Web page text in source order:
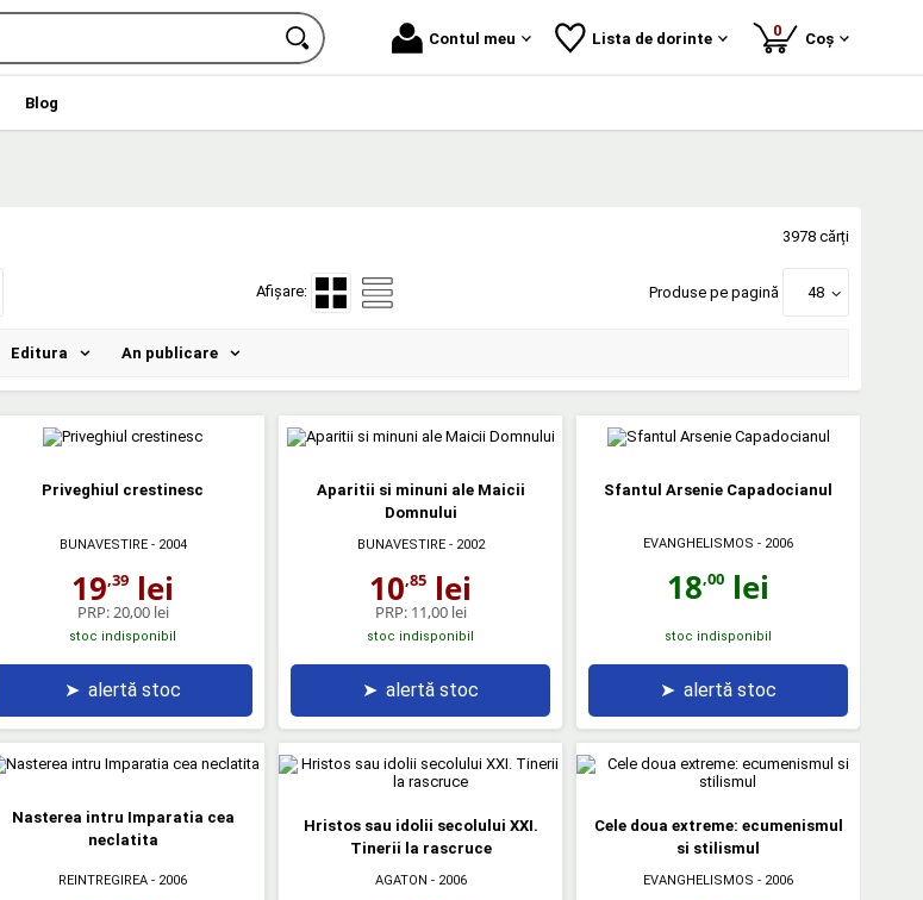
Contul meu Lista de dorinte 0produse
Coș
Blog
3978 cărți
Afișare: Produse pe pagină 48
Editura An publicare
Priveghiul crestinesc
BUNAVESTIRE- 2004
19,39 lei
PRP: 20,00 lei
stoc indisponibil
➤ alertă stoc
Aparitii si minuni ale Maicii
Domnului
BUNAVESTIRE- 2002
10,85 lei
PRP: 11,00 lei
stoc indisponibil
➤ alertă stoc
Sfantul Arsenie Capadocianul
EVANGHELISMOS - 2006
18,00 lei
stoc indisponibil
➤ alertă stoc
Nasterea intru Imparatia cea
neclatita
REINTREGIREA - 2006
Hristos sau idolii secolului XXI.
Tinerii la rascruce
AGATON - 2006
Cele doua extreme: ecumenismul
si stilismul
EVANGHELISMOS - 2006